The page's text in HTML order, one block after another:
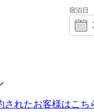
宿泊日
されたお客様はこち